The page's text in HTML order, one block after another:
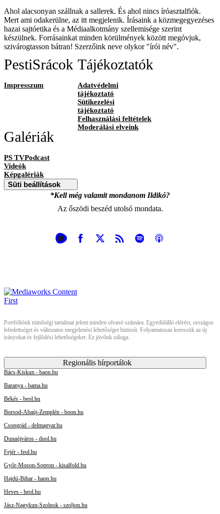
Ahol alacsonyan szállnak a sallerek. És ahol nincs íróasztalfiók.
Mert ami odakerülne, az itt megjelenik. Írásaink a közmegegyezéses
hazai sajtóetika és a Médiaalkotmány szellemisége szerint
készülnek. Forrásainkat minden körülmények között megóvjuk,
szivárogtasson bátran! Szerzőink neve olykor "írói név".
PestiSrácok
Impresszum
Tájékoztatók
Adatvédelmi
tájékoztató
Sütikezelési
tájékoztató
Felhasználási feltételek
Moderálási elveink
Galériák
PS TVPodcast
Videók
Képgalériák
Süti beállítások
*Kell még valamit mondanom Ildikó?
Az őszödi beszéd utolsó mondata.
Portfóliónk minőségi tartalmat jelent minden olvasó számára. Egyedülálló elérést, országos
lefedettséget és változatos megjelenési lehetőséget biztosít. Folyamatosan keressük az új
irányokat és fejlődési lehetőségeket. Ez jövőnk záloga.
Regionális hírportálok
Bács-Kiskun - baon.hu
Baranya - bama.hu
Békés - beol.hu
Borsod-Abaúj-Zemplén - boon.hu
Csongrád - delmagyar.hu
Dunaújváros - duol.hu
Fejér - feol.hu
Győr-Moson-Sopron - kisalfold.hu
Hajdú-Bihar - haon.hu
Heves - heol.hu
Jász-Nagykun-Szolnok - szoljon.hu